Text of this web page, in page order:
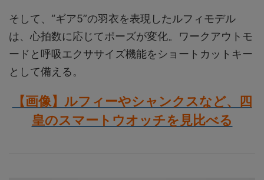
そして、“ギア5”の羽衣を表現したルフィモデル
は、心拍数に応じてポーズが変化。ワークアウトモ
ードと呼吸エクササイズ機能をショートカットキー
として備える。
【画像】ルフィーやシャンクスなど、四
皇のスマートウオッチを見比べる